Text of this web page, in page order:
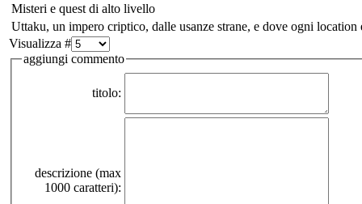
Misteri e quest di alto livello
Uttaku, un impero criptico, dalle usanze strane, e dove ogni
Visualizza #
aggiungi commento
titolo:
descrizione (max
1000 caratteri):